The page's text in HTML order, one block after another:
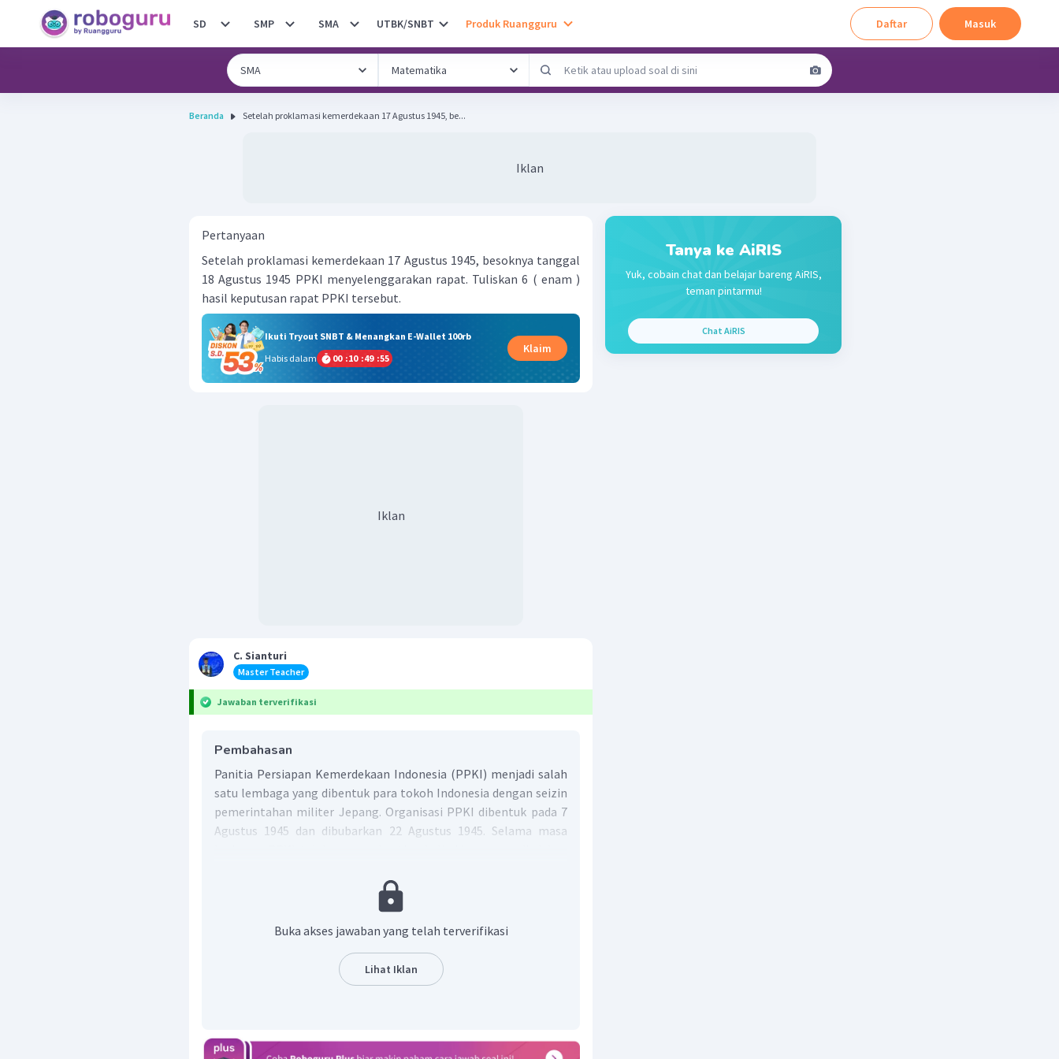
SD SMP SMA UTBK/SNBT Produk Ruangguru Daftar Masuk
Beranda Setelah proklamasi kemerdekaan 17 Agustus 1945, be...
Iklan
Pertanyaan
Setelah proklamasi kemerdekaan 17 Agustus 1945, besoknya tanggal
18 Agustus 1945 PPKI menyelenggarakan rapat. Tuliskan 6 ( enam )
hasil keputusan rapat PPKI tersebut.
Ikuti Tryout SNBT & Menangkan E-Wallet 100rb
Habis dalam
00 :10 :49 :55
Klaim
Iklan
C. Sianturi
Master Teacher
Jawaban terverifikasi
Pembahasan
Panitia Persiapan Kemerdekaan Indonesia (PPKI) menjadi salah
satu lembaga yang dibentuk para tokoh Indonesia dengan seizin
pemerintahan militer Jepang. Organisasi PPKI dibentuk pada 7
Agustus 1945 dan dibubarkan 22 Agustus 1945. Selama masa
Hasil sidang I PPKI : sidang yang dilaksanakan pada Sabtu,
negara dan pemimpin negara. Sidang I PPKI tersebut
menghasilkan tiga keputusan penting, yakni : menetapkan
dan mengesahkan UUD 1945, mengangkat Ir. Soekarno
pembantu Presiden sebelum DPR/MPR seperti yang
diharapkan UUD 1945.
Buka akses jawaban yang telah terverifikasi
Lihat Iklan
Tanya ke AiRIS
Yuk, cobain chat dan belajar bareng AiRIS,
teman pintarmu!
Chat AiRIS